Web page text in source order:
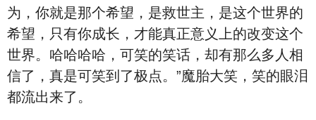
为，你就是那个希望，是救世主，是这个世界的
希望，只有你成长，才能真正意义上的改变这个
世界。哈哈哈哈，可笑的笑话，却有那么多人相
信了，真是可笑到了极点。”魔胎大笑，笑的眼泪
都流出来了。